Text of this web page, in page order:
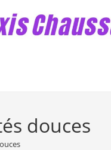
douces